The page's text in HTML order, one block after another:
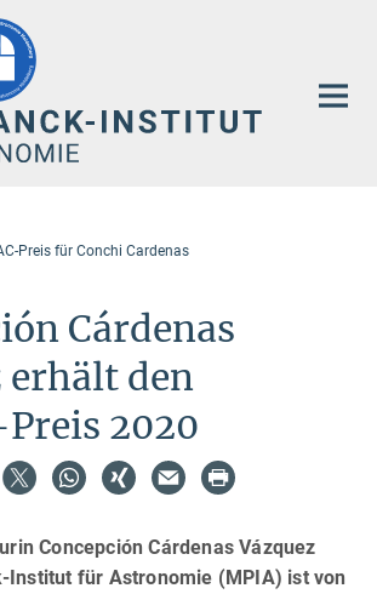
Preis für Conchi Cardenas
Cárdenas
erhält den
2020
Concepción Cárdenas Vázquez
Institut für Astronomie (MPIA) ist von